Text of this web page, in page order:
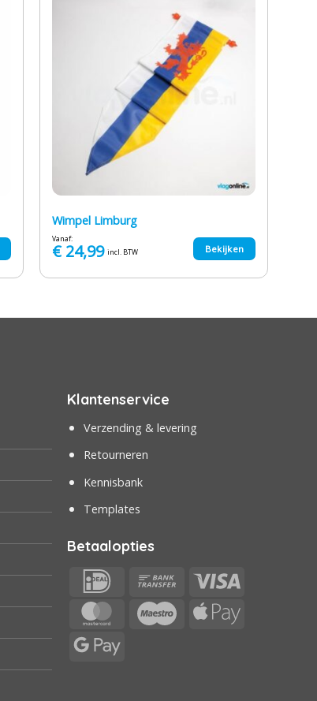
Wimpel Limburg
Vanaf:
€24,99 incl. BTW Bekijken
Klantenservice
Verzending & levering
Retourneren
Kennisbank
Templates
Betaalopties
IDeal
Bank
MasterCard Maestro Apple
Google